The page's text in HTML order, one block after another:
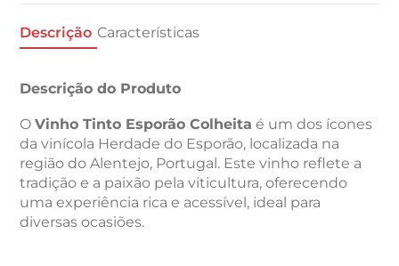
Descrição Características
Descrição do Produto
OVinho Tinto Esporão Colheita é um dos ícones
da vinícola Herdade do Esporão, localizada na
região do Alentejo, Portugal. Este vinho reflete a
tradição e a paixão pela viticultura, oferecendo
uma experiência rica e acessível, ideal para
diversas ocasiões.